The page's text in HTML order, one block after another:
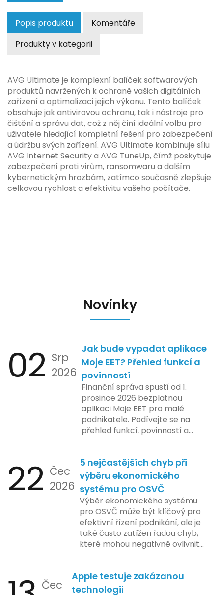
Popis produktu
Komentáře
Produkty v kategorii
AVG Ultimate je komplexní balíček softwarových
produktů navržených k ochraně vašich digitálních
zařízení a optimalizaci jejich výkonu. Tento balíček
obsahuje jak antivirovou ochranu, tak i nástroje pro
čištění a správu dat, což z něj činí ideální volbu pro
uživatele hledající kompletní řešení pro zabezpečení
a údržbu svých zařízení. AVG Ultimate kombinuje sílu
AVG Internet Security a AVG TuneUp, čímž poskytuje
zabezpečení proti virům, ransomwaru a dalším
kybernetickým hrozbám, zatímco současně zlepšuje
celkovou rychlost a efektivitu vašeho počítače.
Novinky
02 Srp
2026
Jak bude vypadat aplikace
Moje EET? Přehled funkcí a
povinností
Finanční správa spustí od 1.
prosince 2026 bezplatnou
aplikaci Moje EET pro malé
podnikatele. Podívejte se na
přehled funkcí, povinností a
22 Čec
2026
5 nejčastějších chyb při
výběru ekonomického
systému pro OSVČ
Výběr ekonomického systému
pro OSVČ může být klíčový pro
efektivní řízení podnikání, ale je
také často zatížen řadou chyb,
které mohou negativně ovlivnit
by se podnikatelé měli vyvarovat.
Čec
Apple testuje zakázanou
technologii